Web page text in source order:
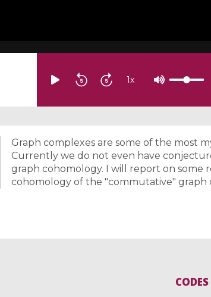
1x
Graph complexes are some of the most
Currently we do not even have
graph cohomology. I will report on some
cohomology of the "commutative" graph